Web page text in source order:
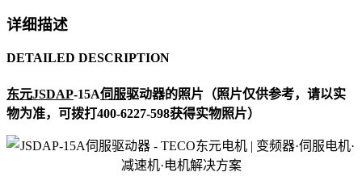
详细描述
DETAILED DESCRIPTION
东元JSDAP-15A伺服驱动器的照片（照片仅供参考，请以实
物为准，可拨打400-6227-598获得实物照片）